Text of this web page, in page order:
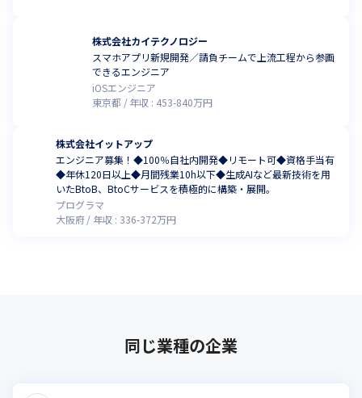
株式会社カイテクノロジー
スマホアプリ新規開発／請負チームで上流工程から参画
できるエンジニア
iOSエンジニア
東京都
年収 : 453-840万円
株式会社イットアップ
エンジニア募集！◆100％自社内開発◆リモート可◆資格手当有
◆年休120日以上◆月間残業10h以下◆生成AIなど最新技術を用
いたBtoB、BtoCサービスを積極的に構築・展開。
プログラマ
大阪府
年収 : 336-372万円
同じ業種の企業